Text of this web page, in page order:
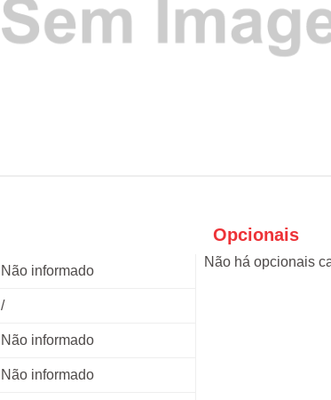
Não informado
/
Não informado
Não informado
Opcionais
Não há opcionais